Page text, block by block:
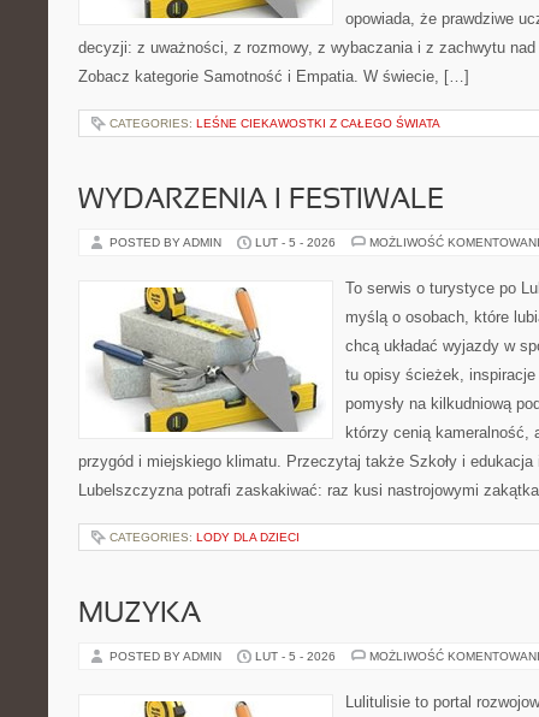
opowiada, że prawdziwe
decyzji: z uważności, z rozmowy, z wybaczania i z zachwytu
Zobacz kategorie Samotność i Empatia. W świecie, […]
CATEGORIES: LEŚNE CIEKAWOSTKI Z CAŁEGO ŚWIATA
WYDARZENIA I FESTIWALE
POSTED BY ADMIN LUT - 5 - 2026 MOŻLIWOŚĆ
To serwis o turystyce po
myślą o osobach, które
chcą układać wyjazdy w
tu opisy ścieżek,
pomysły na kilkudniową
którzy cenią kameralność,
przygód i miejskiego klimatu. Przeczytaj także Szkoły i edukacja
Lubelszczyzna potrafi zaskakiwać: raz kusi nastrojowymi
CATEGORIES: LODY DLA DZIECI
MUZYKA
POSTED BY ADMIN LUT - 5 - 2026 MOŻLIWOŚĆ
Lulitulisie to portal